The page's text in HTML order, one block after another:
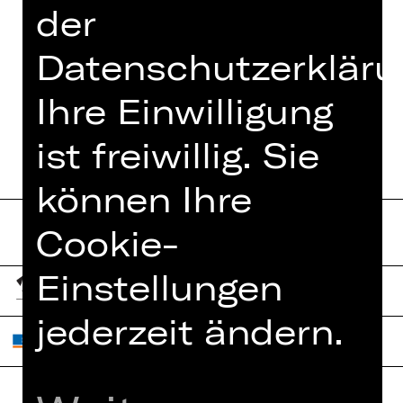
der
Ihre Einwilligung
ist freiwillig. Sie
können Ihre
Cookie-
Einstellungen
jederzeit ändern.